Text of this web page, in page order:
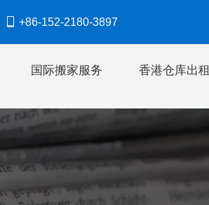
 +86-152-2180-3897​​​​​​​
国际搬家服务 香港仓库出租